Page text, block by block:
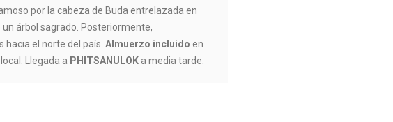
por la cabeza de Buda entrelazada en
un árbol sagrado. Posteriormente,
hacia el norte del país.Almuerzo incluidoen
Llegada a PHITSANULOK a media tarde.